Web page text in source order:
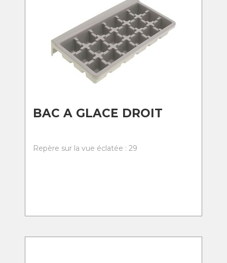
BAC A GLACE DROIT
Repère sur la vue éclatée : 29